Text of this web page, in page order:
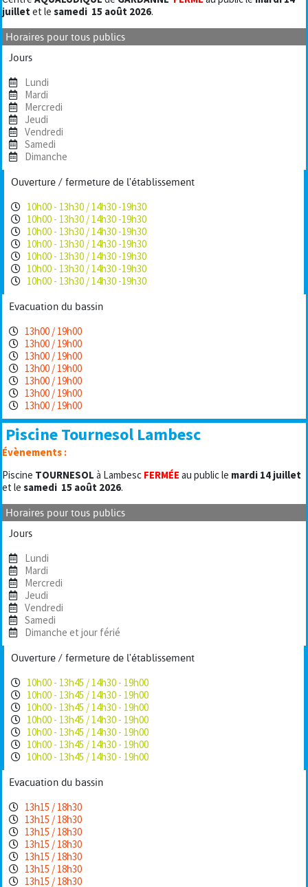
juilletet le samedi 15 août 2026.
Horaires pour tous publics
Jours
Lundi
Mardi
Mercredi
Jeudi
Vendredi
Samedi
Dimanche
Ouverture / fermeture de l'établissement
10h00 - 13h30 / 14h30 -19h30
10h00 - 13h30 / 14h30 -19h30
10h00 - 13h30 / 14h30 -19h30
10h00 - 13h30 / 14h30 -19h30
10h00 - 13h30 / 14h30 -19h30
10h00 - 13h30 / 14h30 -19h30
10h00 - 13h30 / 14h30 -19h30
Evacuation du bassin
13h00 / 19h00
13h00 / 19h00
13h00 / 19h00
13h00 / 19h00
13h00 / 19h00
13h00 / 19h00
13h00 / 19h00
Piscine Tournesol Lambesc
Évènements :
Piscine TOURNESOL à Lambesc FERMÉE au public le mardi 14 juillet
et le samedi 15 août 2026.
Horaires pour tous publics
Jours
Lundi
Mardi
Mercredi
Jeudi
Vendredi
Samedi
Dimanche et jour férié
Ouverture / fermeture de l'établissement
10h00 - 13h45 / 14h30 - 19h00
10h00 - 13h45 / 14h30 - 19h00
10h00 - 13h45 / 14h30 - 19h00
10h00 - 13h45 / 14h30 - 19h00
10h00 - 13h45 / 14h30 - 19h00
10h00 - 13h45 / 14h30 - 19h00
10h00 - 13h45 / 14h30 - 19h00
Evacuation du bassin
13h15 / 18h30
13h15 / 18h30
13h15 / 18h30
13h15 / 18h30
13h15 / 18h30
13h15 / 18h30
13h15 / 18h30